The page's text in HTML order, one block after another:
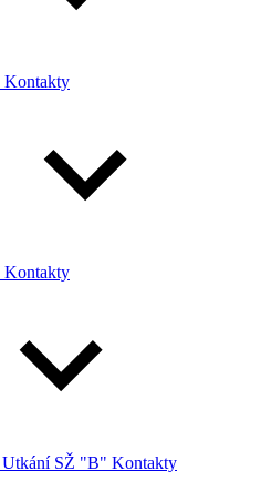
Kontakty
Kontakty
Utkání SŽ "B" Kontakty